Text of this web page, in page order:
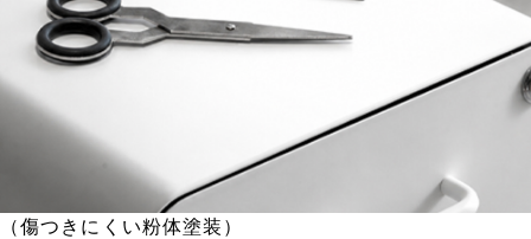
（傷つきにくい粉体塗装）